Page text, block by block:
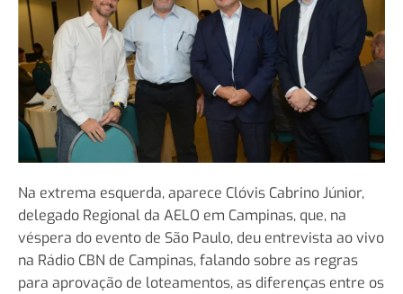
Na extrema esquerda, aparece Clóvis Cabrino Júnior,
delegado Regional da AELO em Campinas, que, na
véspera do evento de São Paulo, deu entrevista ao vivo
na Rádio CBN de Campinas, falando sobre as regras
para aprovação de loteamentos, as diferenças entre os